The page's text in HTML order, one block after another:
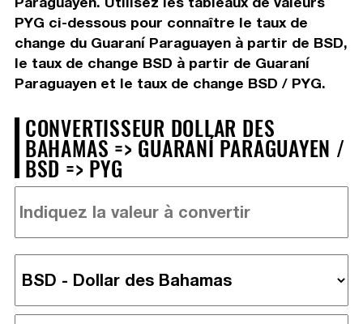
PYG ci-dessous pour connaître le taux de
change du Guaraní Paraguayen à partir de BSD,
le taux de change BSD à partir de Guaraní
Paraguayen et le taux de change BSD / PYG.
CONVERTISSEUR DOLLAR DES
BAHAMAS => GUARANÍ PARAGUAYEN /
BSD => PYG